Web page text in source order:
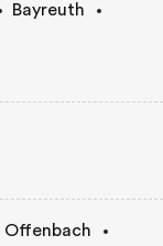
Bayreuth
Offenbach